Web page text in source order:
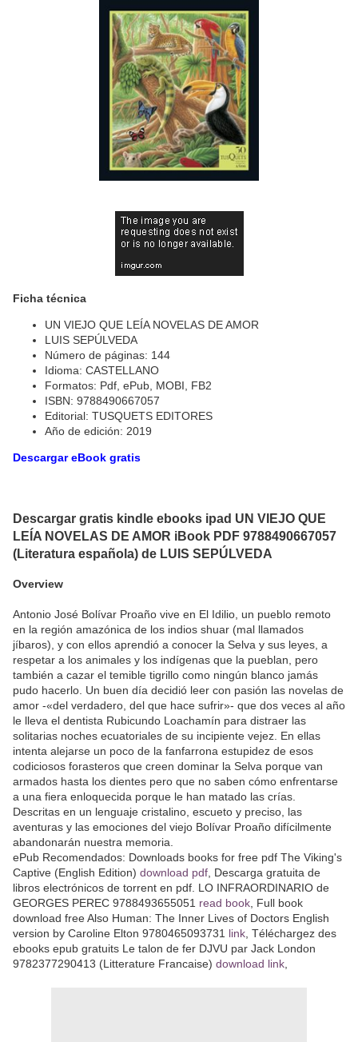
Ficha técnica
UN VIEJO QUE LEÍA NOVELAS DE AMOR
LUIS SEPÚLVEDA
Número de páginas: 144
Idioma: CASTELLANO
Formatos: Pdf, ePub, MOBI, FB2
ISBN: 9788490667057
Editorial: TUSQUETS EDITORES
Año de edición: 2019
Descargar eBook gratis
Descargar gratis kindle ebooks ipad UN VIEJO QUE
LEÍA NOVELAS DE AMOR iBook PDF 9788490667057
(Literatura española) de LUIS SEPÚLVEDA
Overview
Antonio José Bolívar Proaño vive en El Idilio, un pueblo remoto
en la región amazónica de los indios shuar (mal llamados
jíbaros), y con ellos aprendió a conocer la Selva y sus leyes, a
respetar a los animales y los indígenas que la pueblan, pero
también a cazar el temible tigrillo como ningún blanco jamás
pudo hacerlo. Un buen día decidió leer con pasión las novelas de
amor -«del verdadero, del que hace sufrir»- que dos veces al año
le lleva el dentista Rubicundo Loachamín para distraer las
solitarias noches ecuatoriales de su incipiente vejez. En ellas
intenta alejarse un poco de la fanfarrona estupidez de esos
codiciosos forasteros que creen dominar la Selva porque van
armados hasta los dientes pero que no saben cómo enfrentarse
a una fiera enloquecida porque le han matado las crías.
Descritas en un lenguaje cristalino, escueto y preciso, las
aventuras y las emociones del viejo Bolívar Proaño difícilmente
abandonarán nuestra memoria.
ePub Recomendados: Downloads books for free pdf The Viking's
Captive (English Edition) download pdf , Descarga gratuita de
libros electrónicos de torrent en pdf. LO INFRAORDINARIO de
GEORGES PEREC 9788493655051 read book , Full book
download free Also Human: The Inner Lives of Doctors English
version by Caroline Elton 9780465093731 link , Téléchargez des
ebooks epub gratuits Le talon de fer DJVU par Jack London
9782377290413 (Litterature Francaise) download link